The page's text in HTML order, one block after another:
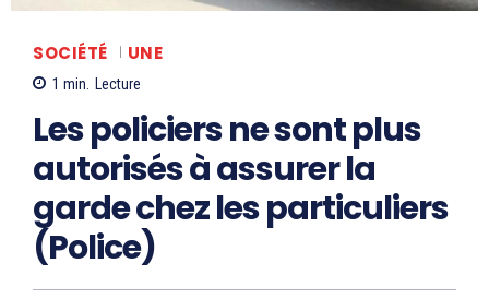
SOCIÉTÉ UNE
1 min. Lecture
Les policiers ne sont plus
autorisés à assurer la
garde chez les particuliers
(Police)